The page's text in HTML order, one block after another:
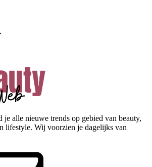
alle nieuwe trends op gebied van beauty,
lifestyle. Wij voorzien je dagelijks van